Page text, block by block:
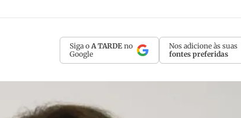
Siga o A TARDE no
Google
Nos adicione às suas
fontes preferidas